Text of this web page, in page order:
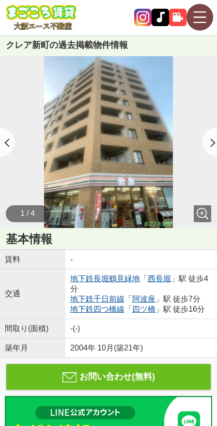
クレア新町の過去掲載物件情報
1 / 4
基本情報
賃料 -
交通
地下鉄長堀鶴見緑地「 西長堀 」駅 徒歩4
分
地下鉄千日前線 「 阿波座 」駅 徒歩7分
地下鉄四つ橋線 「 四ツ橋 」駅 徒歩16分
間取り(面積) -(-)
築年月 2004年 10月(築21年)
お問い合わせ(無料)